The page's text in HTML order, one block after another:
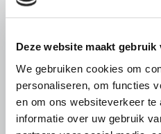
Deze website maakt gebruik
We gebruiken cookies om
personaliseren, om functies
en om ons websiteverkeer
informatie over uw gebruik
BELANGRIJKE
6 AUGUSTUS 2026